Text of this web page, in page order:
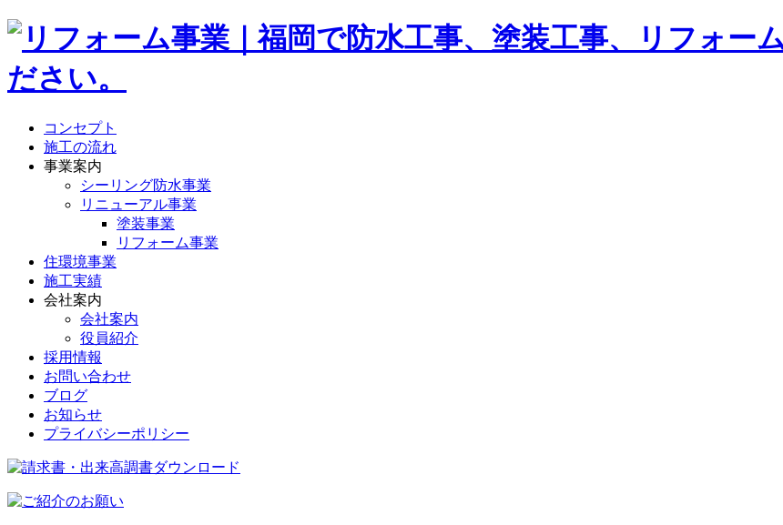
コンセプト
施工の流れ
事業案内
シーリング防水事業
リニューアル事業
塗装事業
リフォーム事業
住環境事業
施工実績
会社案内
会社案内
役員紹介
採用情報
お問い合わせ
ブログ
お知らせ
プライバシーポリシー